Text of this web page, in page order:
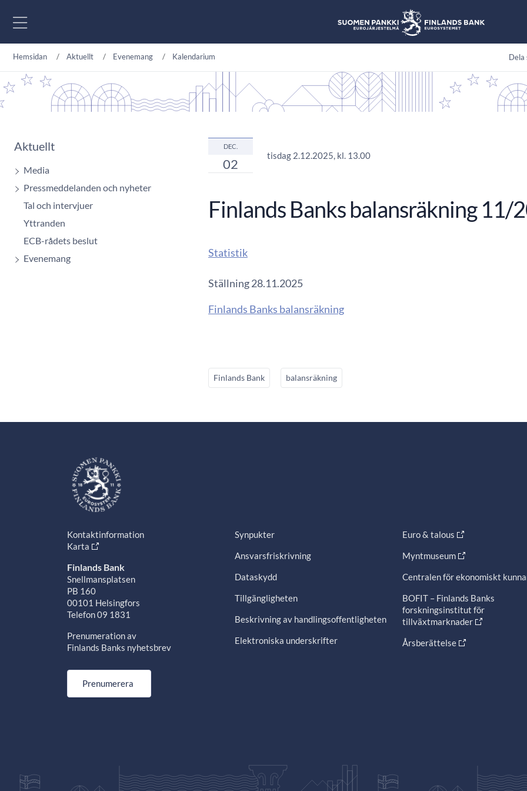
Hemsidan Aktuellt Evenemang Kalendarium Dela
Aktuellt
Media
Pressmeddelanden och nyheter
Tal och intervjuer
Yttranden
ECB-rådets beslut
Evenemang
DEC.
02
tisdag 2.12.2025, kl. 13.00
Finlands Banks balansräkning 11/
Statistik
Ställning 28.11.2025
Finlands Banks balansräkning
Finlands Bank balansräkning
Kontaktinformation
Karta
Finlands Bank
Snellmansplatsen
PB 160
00101 Helsingfors
Telefon 09 1831
Prenumeration av
Finlands Banks nyhetsbrev
Prenumerera
Synpukter
Ansvarsfriskrivning
Dataskydd
Tillgängligheten
Beskrivning av handlingsoffentligheten
Elektroniska underskrifter
Euro & talous
Myntmuseum
Centralen för ekonomiskt
BOFIT – Finlands Banks
forskningsinstitut för
tillväxtmarknader
Årsberättelse